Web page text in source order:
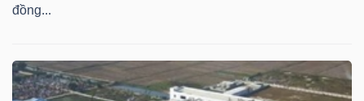
đồng...